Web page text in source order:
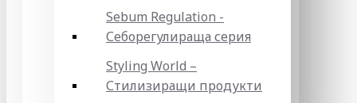
Sebum Regulation -
Себорегулираща серия
Styling World –
Стилизиращи продукти